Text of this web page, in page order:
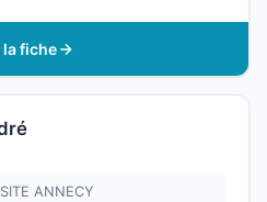
la fiche
ANNECY